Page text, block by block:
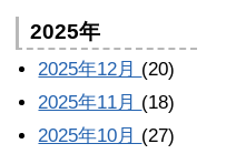
2025年
2025年12月 (20)
2025年11月 (18)
2025年10月 (27)